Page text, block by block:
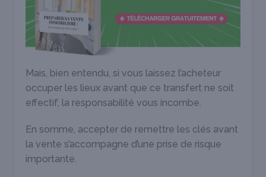
Mais, bien entendu, si vous laissez l’acheteur
occuper les lieux avant que ce transfert ne soit
effectif, la responsabilité vous incombe.
En somme, accepter de remettre les clés avant
la vente s’accompagne d’une prise de risque
importante.